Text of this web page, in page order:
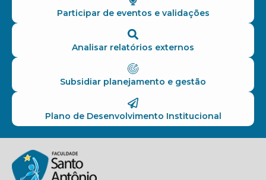
Participar de eventos e validações
Analisar relatórios externos
Subsidiar planejamento e gestão
Plano de Desenvolvimento Institucional